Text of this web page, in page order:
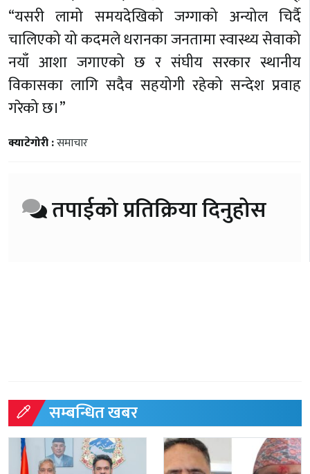
“यसरी लामो समयदेखिको जग्गाको अन्योल चिर्दै
चालिएको यो कदमले धरानका जनतामा स्वास्थ्य सेवाको
नयाँ आशा जगाएको छ र संघीय सरकार स्थानीय
विकासका लागि सदैव सहयोगी रहेको सन्देश प्रवाह
गरेको छ।”
क्याटेगोरी :समाचार
तपाईको प्रतिक्रिया दिनुहोस
सम्बन्धित खबर